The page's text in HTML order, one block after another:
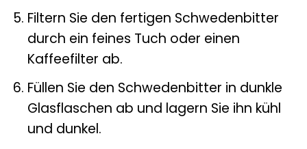
Filtern Sie den fertigen Schwedenbitter
durch ein feines Tuch oder einen
Kaffeefilter ab.
Füllen Sie den Schwedenbitter in dunkle
Glasflaschen ab und lagern Sie ihn kühl
und dunkel.